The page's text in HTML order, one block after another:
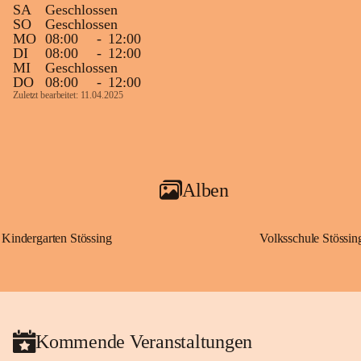
SA
Geschlossen
SO
Geschlossen
MO 08:00 - 12:00
DI
08:00 - 12:00
MI
Geschlossen
DO
08:00 - 12:00
Zuletzt bearbeitet: 11.04.2025
Alben
Kindergarten Stössing Volksschule
Kommende Veranstaltungen